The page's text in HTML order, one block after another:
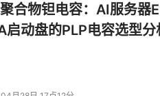
合物钽电容：AI服务器
启动盘的PLP电容选型分